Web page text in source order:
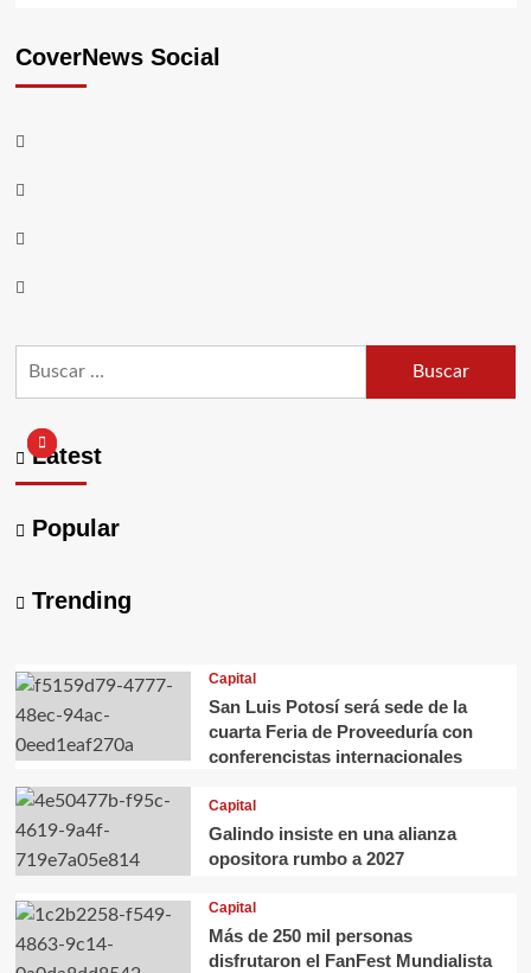
CoverNews Social
Youtube
Vimeo
Facebook
Twitter
Latest
Popular
Trending
Capital
San Luis Potosí será sede de la
cuarta Feria de Proveeduría con
conferencistas internacionales
Capital
Galindo insiste en una alianza
opositora rumbo a 2027
Capital
Más de 250 mil personas
disfrutaron el FanFest Mundialista